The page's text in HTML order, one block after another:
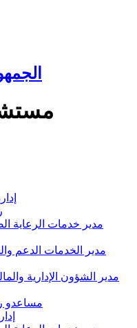
مدير خدمات الرعاية
مدير الخدمات الدعم
مدير الشؤون الإدارية
مساعدو